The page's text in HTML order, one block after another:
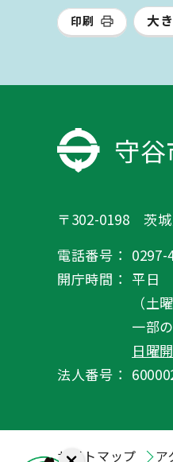
印刷 大
守
〒302-0198 茨城
電話番号： 0297-
開庁時間： 平日
（土
一部
日曜
法人番号：
サイトマップ ア